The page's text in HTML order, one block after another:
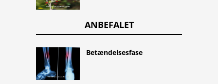
ANBEFALET
Betændelsesfase